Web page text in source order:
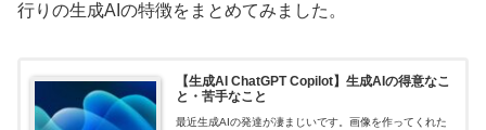
行りの生成AIの特徴をまとめてみました。
【生成AI ChatGPT Copilot】生成AIの得意なこ
と・苦手なこと
最近生成AIの発達が凄まじいです。画像を作ってくれた